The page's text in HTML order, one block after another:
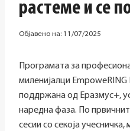
растеме и се
Објавено на: 11/07/2025
Програмата за
миленијалци
поддржана од Еразмус+,
наредна фаза. По
сесии со секоја